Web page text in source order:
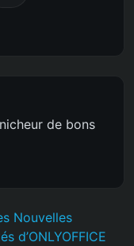
de bons
Nouvelles
d’ONLYOFFICE